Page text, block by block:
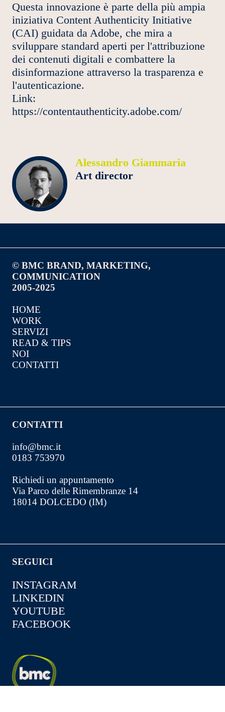
Questa innovazione è parte della più ampia
iniziativa Content Authenticity Initiative
(CAI) guidata da Adobe, che mira a
sviluppare standard aperti per l'attribuzione
dei contenuti digitali e combattere la
disinformazione attraverso la trasparenza e
l'autenticazione.
Link:
https://contentauthenticity.adobe.com/
Alessandro Giammaria
Art director
© BMC BRAND, MARKETING,
COMMUNICATION
2005-2025
HOME
WORK
SERVIZI
READ & TIPS
NOI
CONTATTI
CONTATTI
info@bmc.it
0183 753970
Richiedi un appuntamento
Via Parco delle Rimembranze 14
18014 DOLCEDO (IM)
SEGUICI
INSTAGRAM
LINKEDIN
YOUTUBE
FACEBOOK